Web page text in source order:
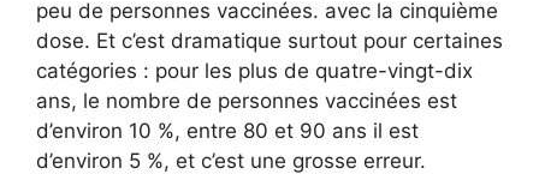
peu de personnes vaccinées. avec la cinquième
dose. Et c’est dramatique surtout pour certaines
catégories : pour les plus de quatre-vingt-dix
ans, le nombre de personnes vaccinées est
d’environ 10 %, entre 80 et 90 ans il est
d’environ 5 %, et c’est une grosse erreur.